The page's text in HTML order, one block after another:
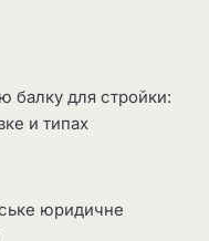
балку для стройки:
и типах
юридичне